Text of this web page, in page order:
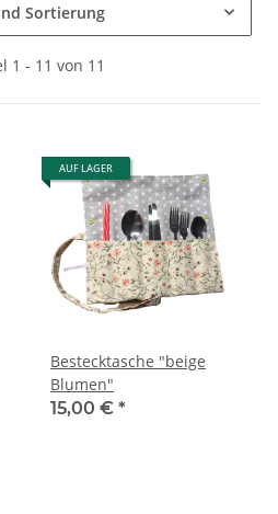
Sortierung
1 - 11 von 11
AUF LAGER
Bestecktasche "beige
Blumen"
15,00 € *